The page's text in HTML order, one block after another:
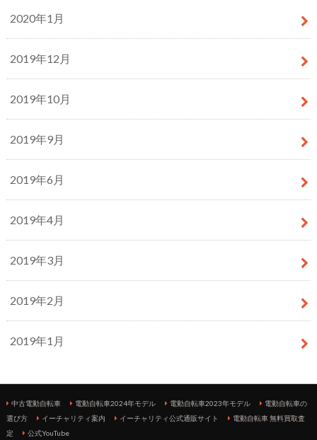
2020年1月
2019年12月
2019年10月
2019年9月
2019年6月
2019年4月
2019年3月
2019年2月
2019年1月
中古電動自転車 電動自転車2024年モデル 電動自転車2023年モデル
電動自転車の
選び方
イーチャリティ案内 イーチャリティ公式通販サイト
電動自転車 無料買取査
定
公式YouTube